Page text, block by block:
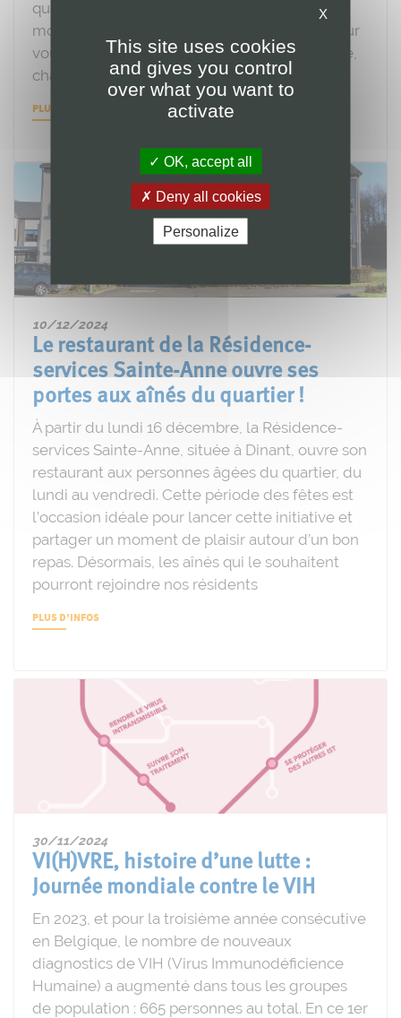
qualités nutritionnelles tout en passant un
moment agréable ? Nos ateliers sont faits pour
vous ! Animé par une diététicienne clinicienne,
chaque atelier se déroule durant 2
PLUS D'INFOS
10/12/2024
Le restaurant de la Résidence-
services Sainte-Anne ouvre ses
portes aux aînés du quartier !
À partir du lundi 16 décembre, la Résidence-
services Sainte-Anne, située à Dinant, ouvre son
restaurant aux personnes âgées du quartier, du
lundi au vendredi. Cette période des fêtes est
l’occasion idéale pour lancer cette initiative et
partager un moment de plaisir autour d’un bon
repas. Désormais, les aînés qui le souhaitent
pourront rejoindre nos résidents
PLUS D'INFOS
30/11/2024
VI(H)VRE, histoire d’une lutte :
Journée mondiale contre le VIH
En 2023, et pour la troisième année consécutive
en Belgique, le nombre de nouveaux
diagnostics de VIH (Virus Immunodéficience
Humaine) a augmenté dans tous les groupes
de population : 665 personnes au total. En ce 1er
X
This site uses cookies
and gives you control
over what you want to
activate
OK, accept all
Deny all cookies
Personalize